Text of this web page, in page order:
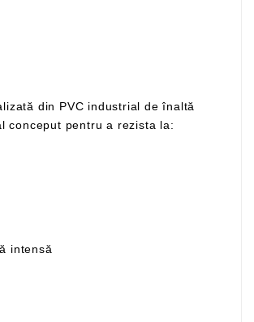
din PVC industrial de înaltă
conceput pentru a rezista la:
intensă